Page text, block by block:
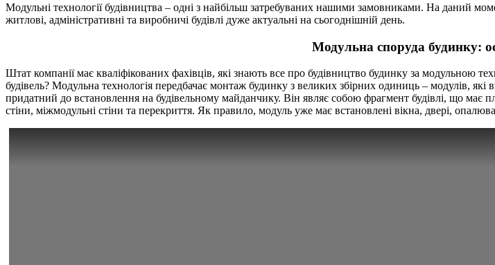
Модульні технології будівництва – одні з найбільш затребуваних нашими замовниками. На даний
житлові, адміністративні та виробничі будівлі дуже актуальні на сьогоднішній день.
Модульна споруда будинку:
Штат компанії має кваліфікованих фахівців, які знають все про будівництво будинку за модульною
будівель? Модульна технологія передбачає монтаж будинку з великих збірних одиниць – модулів,
придатний до встановлення на будівельному майданчику. Він являє собою фрагмент будівлі, що має
стіни, міжмодульні стіни та перекриття. Як правило, модуль уже має встановлені вікна, двері,